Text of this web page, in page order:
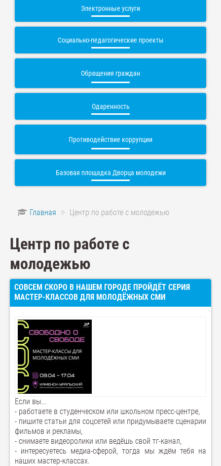
Электронные услуги
Социально-педагогические проекты
Обращения граждан
Одаренность
Противодействие коррупции
Базовая площадка Дворца молодежи
Главная Центр по работе с молодежью
Центр по работе с
молодежью
СОВСЕМ СКОРО В НАШЕМ ГОРОДЕ ПРОЙДЁТ СЕРИЯ
МАСТЕР-КЛАССОВ ДЛЯ МОЛОДЁЖНЫХ СМИ
Если вы...
- работаете в студенческом или школьном пресс-центре,
- пишите статьи для соцсетей или придумываете сценарии
фильмов и рекламы,
- снимаете видеоролики или ведёшь свой тг-канал,
- интересуетесь медиа-сферой, тогда мы ждём тебя на
наших мастер-классах.